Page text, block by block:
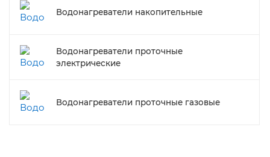
Водонагреватели накопительные
Водонагреватели проточные
электрические
Водонагреватели проточные газовые